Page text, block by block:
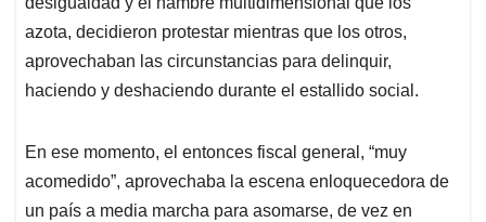
azota, decidieron protestar mientras que los otros,
aprovechaban las circunstancias para delinquir,
haciendo y deshaciendo durante el estallido social.
En ese momento, el entonces fiscal general, “muy
acomedido”, aprovechaba la escena enloquecedora de
un país a media marcha para asomarse, de vez en